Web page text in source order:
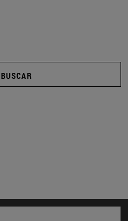
BUSCAR